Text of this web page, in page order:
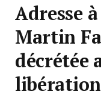
Adresse
Martin
décrétée
libération